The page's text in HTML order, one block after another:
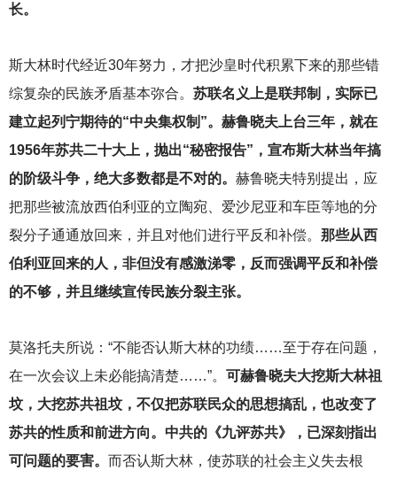
长。
斯大林时代经近30年努力，才把沙皇时代积累下来的那些错
综复杂的民族矛盾基本弥合。 苏联名义上是联邦制，实际已
建立起列宁期待的“中央集权制”。赫鲁晓夫上台三年，就在
1956年苏共二十大上，抛出“秘密报告”，宣布斯大林当年搞
的阶级斗争，绝大多数都是不对的。 赫鲁晓夫特别提出，应
把那些被流放西伯利亚的立陶宛、爱沙尼亚和车臣等地的分
裂分子通通放回来，并且对他们进行平反和补偿。 那些从西
伯利亚回来的人，非但没有感激涕零，反而强调平反和补偿
的不够，并且继续宣传民族分裂主张。
莫洛托夫所说：“不能否认斯大林的功绩……至于存在问题，
在一次会议上未必能搞清楚……”。 可赫鲁晓夫大挖斯大林祖
坟，大挖苏共祖坟，不仅把苏联民众的思想搞乱，也改变了
苏共的性质和前进方向。中共的《九评苏共》，已深刻指出
可问题的要害。 而否认斯大林，使苏联的社会主义失去根